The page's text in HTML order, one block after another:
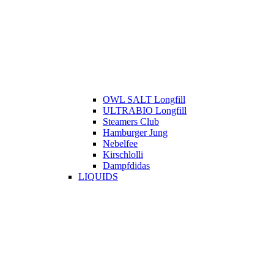
OWL SALT Longfill
ULTRABIO Longfill
Steamers Club
Hamburger Jung
Nebelfee
Kirschlolli
Dampfdidas
LIQUIDS